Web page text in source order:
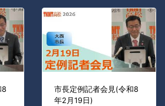
8
市長定例記者会見(令和8
年2月19日)